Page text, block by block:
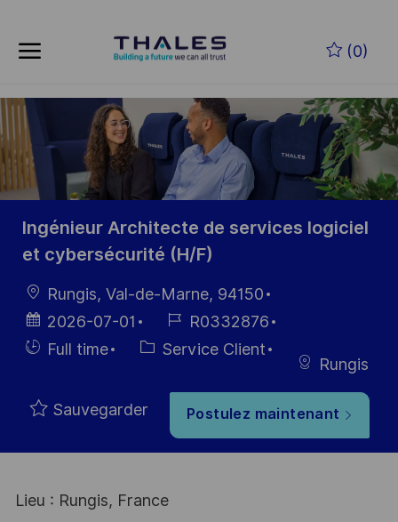
(0)
-
Ingénieur Architecte de services logiciel
et cybersécurité (H/F)
localisation
Rungis, Val-de-Marne, 94150
Date
d’affichage
2026-07-01
Référence
du poste
R0332876
HiringFull time Catégorie
Service Client
Rungis
Sauvegarder Postulez maintenant
Lieu : Rungis, France